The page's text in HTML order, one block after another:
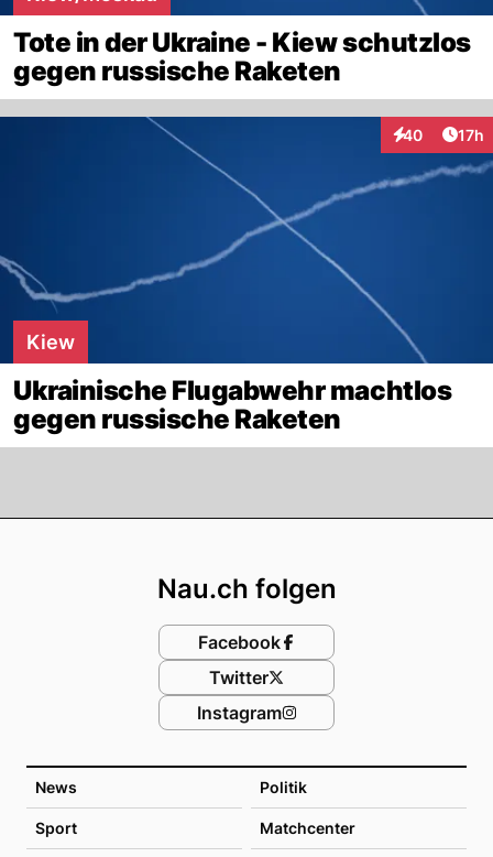
Tote in der Ukraine - Kiew schutzlos
gegen russische Raketen
40
Interaktionen
17h
Kiew
Ukrainische Flugabwehr machtlos
gegen russische Raketen
News Politik
Sport Matchcenter
Nau.ch folgen
Facebook
Twitter
Instagram